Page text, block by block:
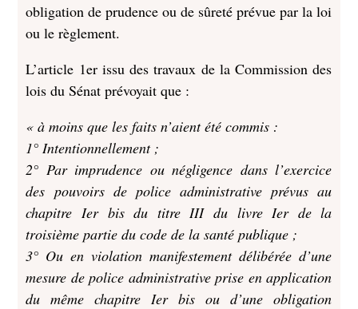
obligation de prudence ou de sûreté prévue par la loi
ou le règlement.
L’article 1er issu des travaux de la Commission des
lois du Sénat prévoyait que :
« à moins que les faits n’aient été commis :
1° Intentionnellement ;
2° Par imprudence ou négligence dans l’exercice
des pouvoirs de police administrative prévus au
chapitre Ier bis du titre III du livre Ier de la
troisième partie du code de la santé publique ;
3° Ou en violation manifestement délibérée d’une
mesure de police administrative prise en application
du même chapitre Ier bis ou d’une obligation